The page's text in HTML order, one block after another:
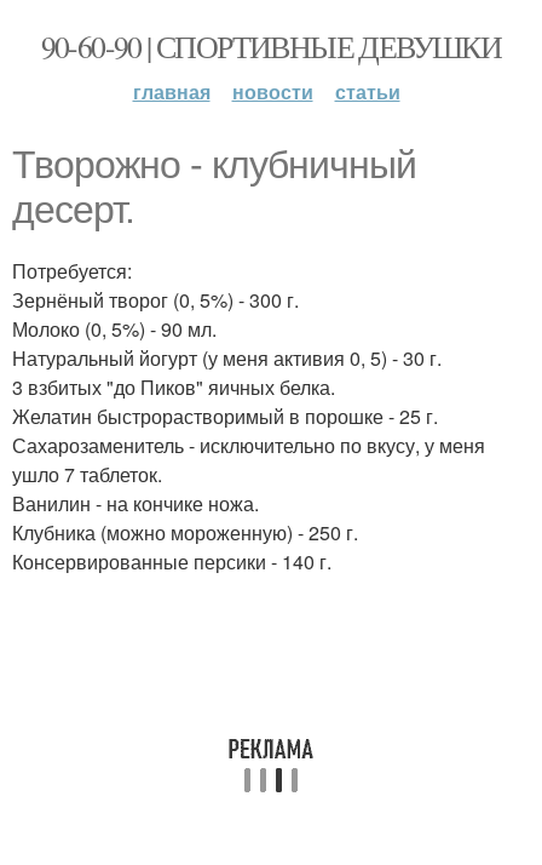
90-60-90 | СПОРТИВНЫЕ ДЕВУШКИ
главная новости статьи
Творожно - клубничный
десерт.
Потребуется:
Зернёный творог (0, 5%) - 300 г.
Молоко (0, 5%) - 90 мл.
Натуральный йогурт (у меня активия 0, 5) - 30 г.
3 взбитых "до Пиков" яичных белка.
Желатин быстрорастворимый в порошке - 25 г.
Сахарозаменитель - исключительно по вкусу, у меня
ушло 7 таблеток.
Ванилин - на кончике ножа.
Клубника (можно мороженную) - 250 г.
Консервированные персики - 140 г.